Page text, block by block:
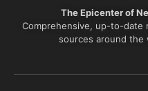
The Epicenter of
Comprehensive, up-to-date
sources around the